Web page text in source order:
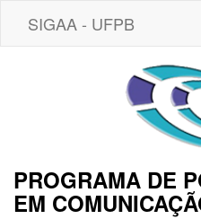
SIGAA - UFPB
PROGRAMA DE
EM